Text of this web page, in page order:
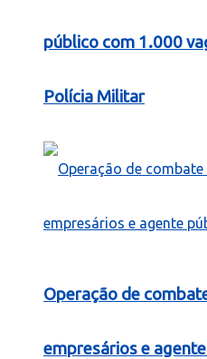
público com 1.000
Polícia Militar
Operação de
empresários e